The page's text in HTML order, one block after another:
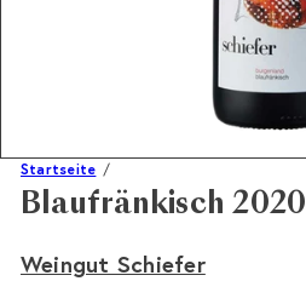
Startseite
Blaufränkisch 2020
Weingut Schiefer